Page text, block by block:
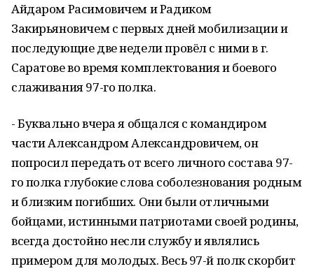
Айдаром Расимовичем и Радиком
Закирьяновичем с первых дней мобилизации и
последующие две недели провёл с ними в г.
Саратове во время комплектования и боевого
слаживания 97-го полка.
- Буквально вчера я общался с командиром
части Александром Александровичем, он
попросил передать от всего личного состава 97-
го полка глубокие слова соболезнования родным
и близким погибших. Они были отличными
бойцами, истинными патриотами своей родины,
всегда достойно несли службу и являлись
примером для молодых. Весь 97-й полк скорбит